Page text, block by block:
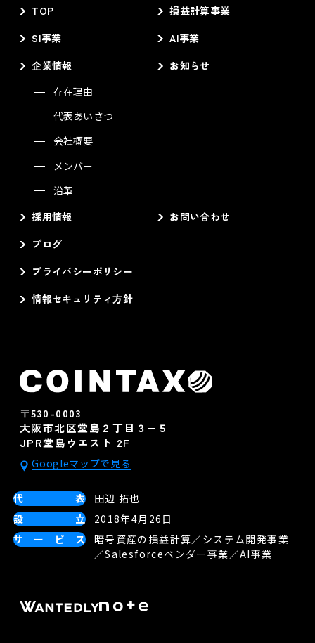
〒530-0003
大阪市北区堂島２丁目３−５
JPR堂島ウエスト 2F
Googleマップで見る
代表
田辺 拓也
設立
2018年4月26日
サービス 暗号資産の損益計算／システム開発事業
／Salesforceベンダー事業／AI事業
TOP
損益計算事業
SI事業
AI事業
企業情報
存在理由
代表あいさつ
会社概要
メンバー
沿革
お知らせ
採用情報
お問い合わせ
ブログ
プライバシーポリシー
情報セキュリティ方針